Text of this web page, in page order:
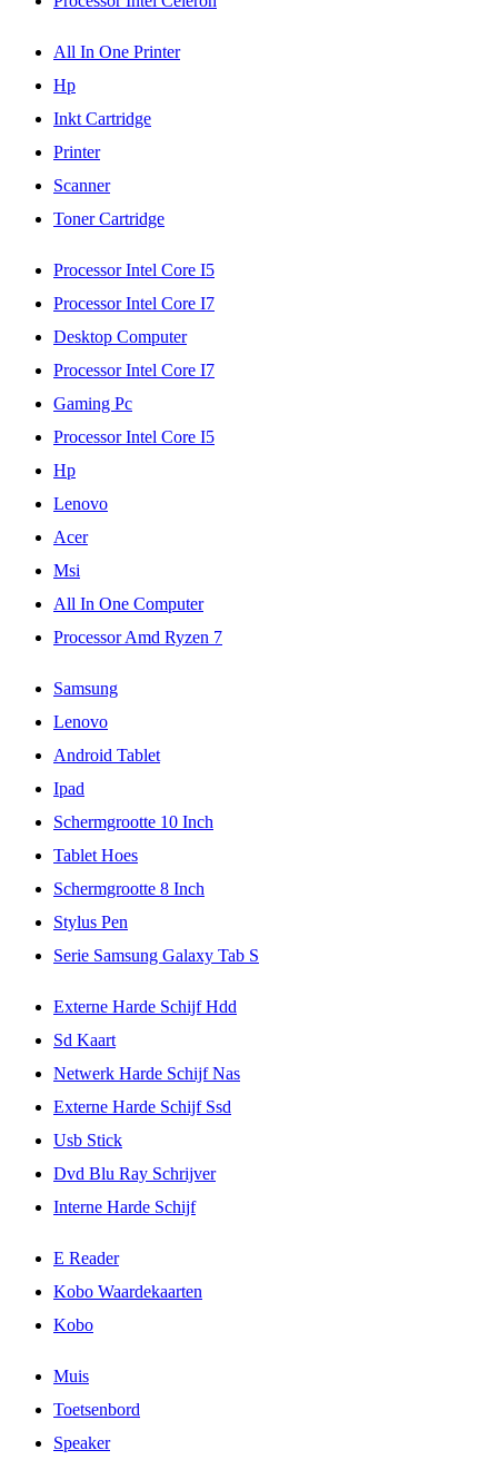
All In One Printer
Hp
Inkt Cartridge
Printer
Scanner
Toner Cartridge
Processor Intel Core I5
Processor Intel Core I7
Desktop Computer
Processor Intel Core I7
Gaming Pc
Processor Intel Core I5
Hp
Lenovo
Acer
Msi
All In One Computer
Processor Amd Ryzen 7
Samsung
Lenovo
Android Tablet
Ipad
Schermgrootte 10 Inch
Tablet Hoes
Schermgrootte 8 Inch
Stylus Pen
Serie Samsung Galaxy Tab S
Externe Harde Schijf Hdd
Sd Kaart
Netwerk Harde Schijf Nas
Externe Harde Schijf Ssd
Usb Stick
Dvd Blu Ray Schrijver
Interne Harde Schijf
E Reader
Kobo Waardekaarten
Kobo
Muis
Toetsenbord
Speaker